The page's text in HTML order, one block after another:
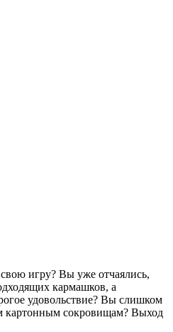
игру? Вы уже отчаялись,
кармашков, а
удовольствие? Вы слишком
картонным сокровищам? Выход